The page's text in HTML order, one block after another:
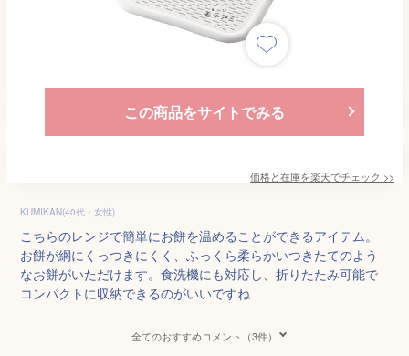
この商品をサイトでみる
価格と在庫を楽天でチェック >>
KUMIKAN(40代・女性)
こちらのレンジで簡単にお餅を温めることができるアイテム。
お餅が網にくっつきにくく、ふっくら柔らかいつきたてのよう
なお餅がいただけます。食洗機にも対応し、折りたたみ可能で
コンパクトに収納できるのがいいですね
全てのおすすめコメント（3件）